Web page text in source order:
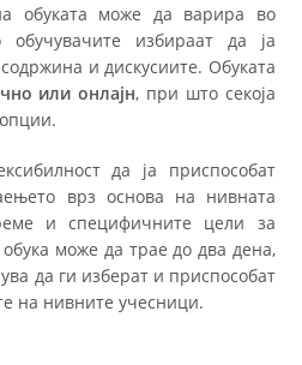
обуката може да варира во
обучувачите избираат да ја
и дискусиите. Обуката
или онлајн, при што секоја
да ја приспособат
врз основа на нивната
и специфичните цели за
може да трае до два дена,
да ги изберат и приспособат
на нивните учесници.